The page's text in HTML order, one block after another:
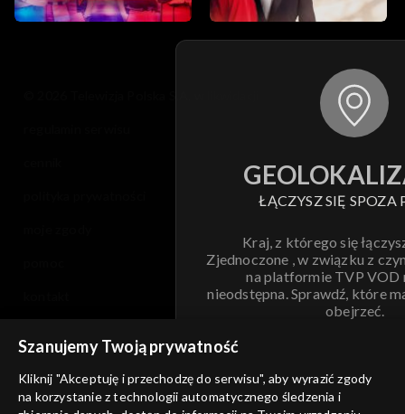
ŁĄCZYSZ SIĘ SPOZA
Kraj, z którego się
Zjednoczone , w związku z
na platformie TVP VOD
nieodstępna. Sprawdź, które
obejrzeć.
informacje o dostawcy usług
Szanujemy Twoją prywatność
Kliknij "Akceptuję i przechodzę do serwisu", aby wyrazić zgody
na korzystanie z technologii automatycznego śledzenia i